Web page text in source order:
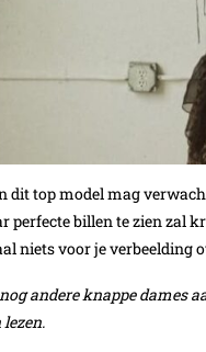
dit top model mag
billen te zien zal
niets voor je verbeelding
andere knappe dames